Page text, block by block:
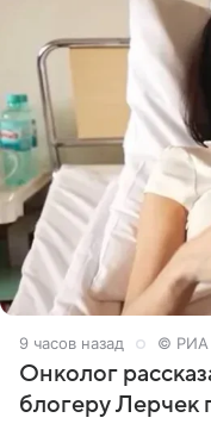
9 часов назад © РИА
Онколог
блогеру Лерчек